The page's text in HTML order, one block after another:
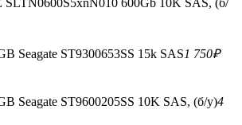
Seagate ST9300653SS 15k SAS1 750₽
Seagate ST9600205SS 10K SAS, (б/у)4